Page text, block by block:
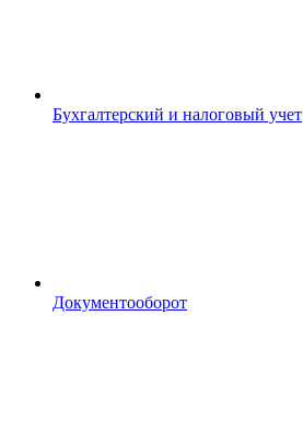
Бухгалтерский и налоговый учет
Документооборот